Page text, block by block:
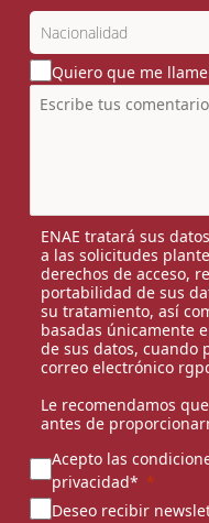
Quiero que me
ENAE tratará sus
a las solicitudes
derechos de acceso,
portabilidad de sus
su tratamiento, así
basadas únicamente
de sus datos, cuando
correo electrónico
Le recomendamos
antes de
Acepto las
privacidad*
Deseo recibir